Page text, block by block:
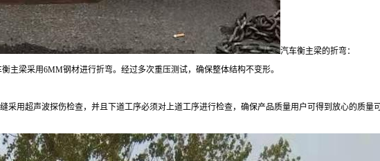
汽车衡主梁的折弯：
主梁采用6MM钢材进行折弯。经过多次重压测试，确保整体结构不变形。
用超声波探伤检查，并且下道工序必须对上道工序进行检查，确保产品质量用户可得到放心的质量